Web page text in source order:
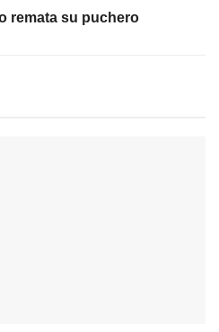
remata su puchero